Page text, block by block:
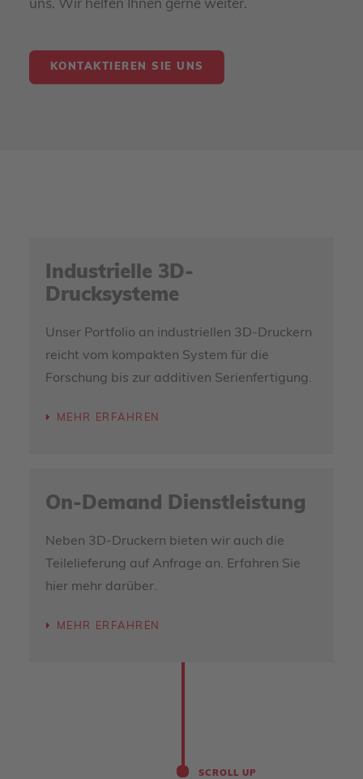
uns. Wir helfen Ihnen gerne weiter.
KONTAKTIEREN SIE UNS
Industrielle 3D-
Drucksysteme
Unser Portfolio an industriellen 3D-Druckern
reicht vom kompakten System für die
Forschung bis zur additiven Serienfertigung.
MEHR ERFAHREN
On-Demand Dienstleistung
Neben 3D-Druckern bieten wir auch die
Teilelieferung auf Anfrage an. Erfahren Sie
hier mehr darüber.
MEHR ERFAHREN
SCROLL UP